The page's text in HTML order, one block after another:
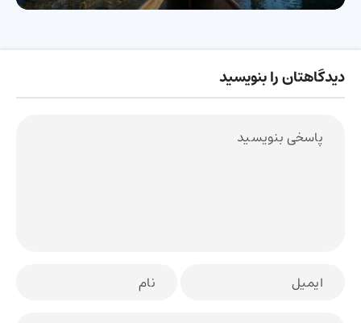
دیدگاهتان را بنویسید